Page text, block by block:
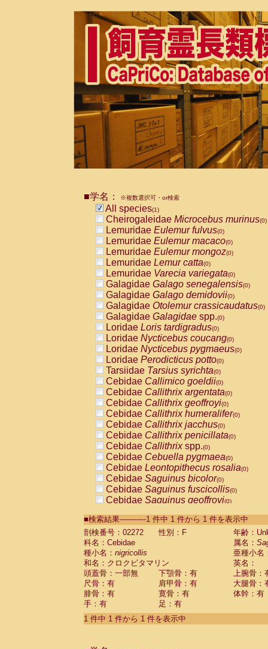
■学名： ※複数選択可・or検索
All species(1)
Cheirogaleidae Microcebus murinus(0)
Lemuridae Eulemur fulvus(0)
Lemuridae Eulemur macaco(0)
Lemuridae Eulemur mongoz(0)
Lemuridae Lemur catta(0)
Lemuridae Varecia variegata(0)
Galagidae Galago senegalensis(0)
Galagidae Galago demidovii(0)
Galagidae Otolemur crassicaudatus(0)
Galagidae Galagidae spp.(0)
Loridae Loris tardigradus(0)
Loridae Nycticebus coucang(0)
Loridae Nycticebus pygmaeus(0)
Loridae Perodicticus potto(0)
Tarsiidae Tarsius syrichta(0)
Cebidae Callimico goeldii(0)
Cebidae Callithrix argentata(0)
Cebidae Callithrix geoffroyi(0)
Cebidae Callithrix humeralifer(0)
Cebidae Callithrix jacchus(0)
Cebidae Callithrix penicillata(0)
Cebidae Callithrixspp.(0)
Cebidae Cebuella pygmaea(0)
Cebidae Leontopithecus rosalia(0)
Cebidae Saguinus bicolor(0)
Cebidae Saguinus fuscicollis(0)
Cebidae Saguinus geoffroyi(0)
CebidaeSaguinus labiatus(0)
Cebidae Saguinus leucopus (0)
Cebidae
CebidaeSaguinus mystax
CebidaeSaguinus nigricollis (1)
Cebidae Saguinus oedipus
Cebidae Saguinus weddelli
Cebidae Saguinusspp.
Cebidae Aotus trivirgatus
Cebidae Cebus albifrons
■検索結果-----------1 件中 1 件から 1 件を表示中
剖検番号：02272
性別：F
年齢：
科名：Cebidae
属名：
種小名： nigricollis
亜種小名
和名：クロクビタマリン
英名：
頭蓋骨：一部無
下顎骨：有
上腕骨：
尺骨：有
肩甲骨：有
大腿骨：
腓骨：有
寛骨：有
体幹：有
手：有
足：有
1 件中 1 件から 1 件を表示中